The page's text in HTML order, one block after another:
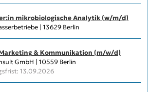
mikrobiologische Analytik (w/m/d)
| 13629 Berlin
& Kommunikation (m/w/d)
GmbH | 10559 Berlin
13.09.2026